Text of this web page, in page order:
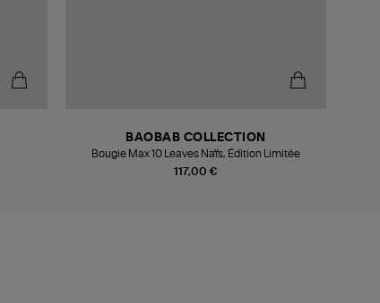
117,00 €
BAOBAB COLLECTION
Bougie Max 10 Leaves Naïs, Édition Limitée